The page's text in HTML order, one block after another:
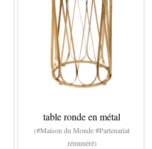
table ronde en métal
(#Maison du Monde #Partenariat
rémunéré)